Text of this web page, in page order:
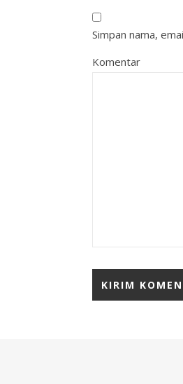
Simpan nama,
Komentar